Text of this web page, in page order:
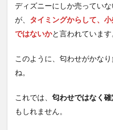
ディズニーにしか売ってい
が、 タイミングからして、
ではないかと言われています
このように、匂わせがかな
ね。
これでは、 匂わせではなく確
もしれません。